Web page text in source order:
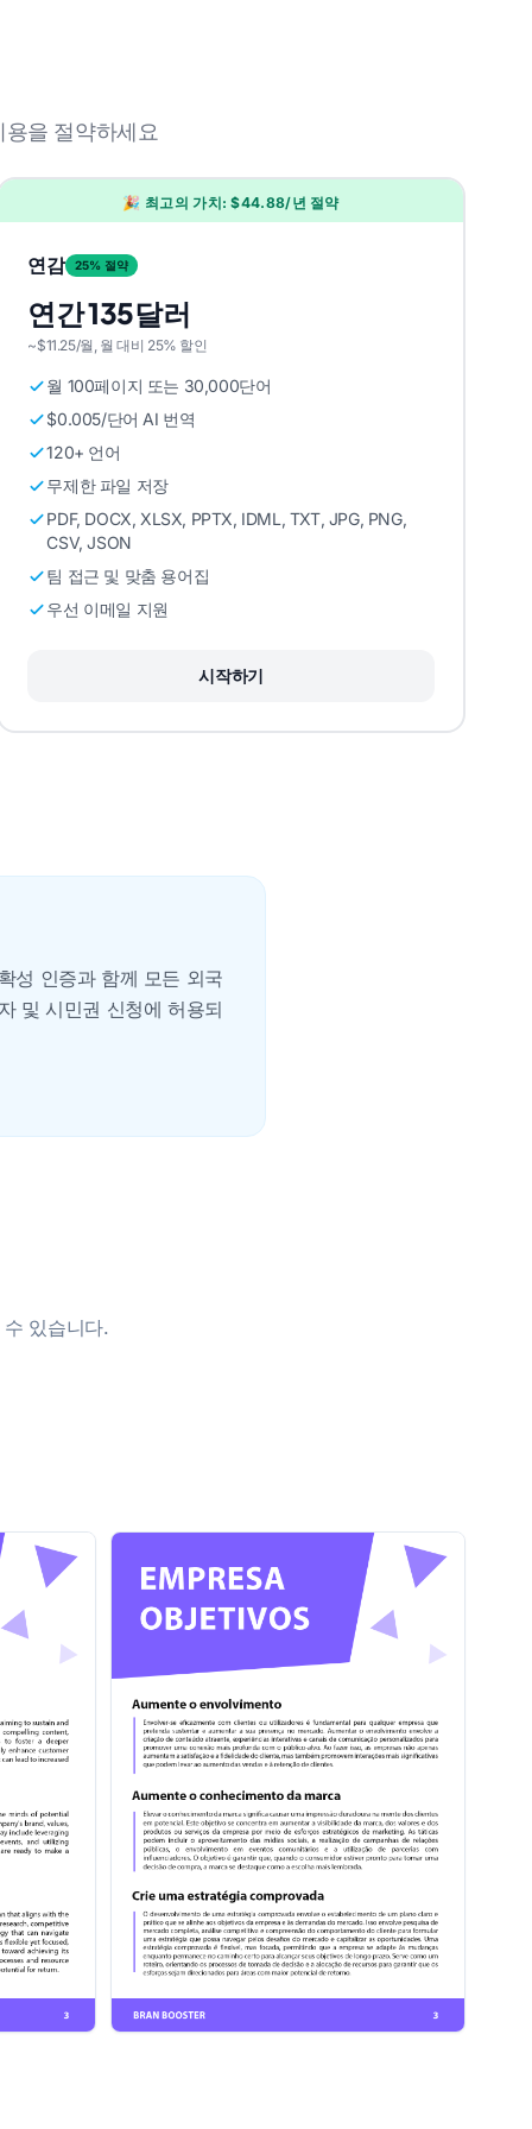
을 절약하세요
🎉 최고의 가치: $44.88/년 절약
연감 25% 절약
연간 135달러
~$11.25/월, 월 대비 25% 할인
월 100페이지 또는 30,000단어
$0.005/단어 AI 번역
120+ 언어
무제한 파일 저장
PDF, DOCX, XLSX, PPTX, IDML, TXT, JPG, PNG,
CSV, JSON
팀 접근 및 맞춤 용어집
우선 이메일 지원
시작하기
성 인증과 함께 모든 외국
및 시민권 신청에 허용되
있습니다.